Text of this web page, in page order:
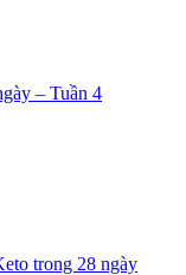
– Tuần 4
trong 28 ngày